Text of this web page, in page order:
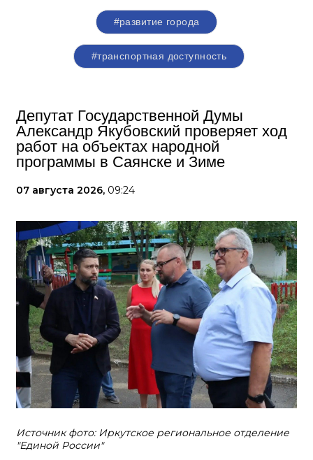
#развитие города
#транспортная доступность
Депутат Государственной Думы
Александр Якубовский проверяет ход
работ на объектах народной
программы в Саянске и Зиме
07 августа 2026, 09:24
Источник фото: Иркутское региональное отделение
"Единой России"